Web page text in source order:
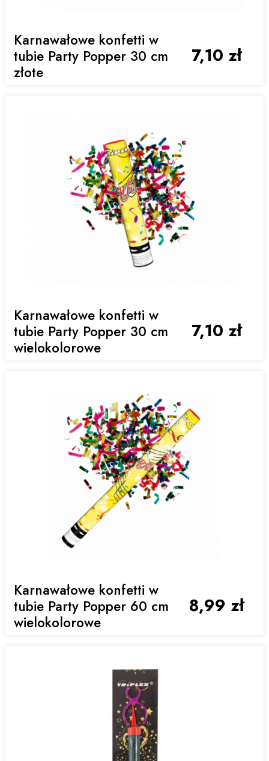
Karnawałowe konfetti w
tubie Party Popper 30 cm
złote
7,10 zł
Karnawałowe konfetti w
tubie Party Popper 30 cm
wielokolorowe
7,10 zł
Karnawałowe konfetti w
tubie Party Popper 60 cm
wielokolorowe
8,99 zł